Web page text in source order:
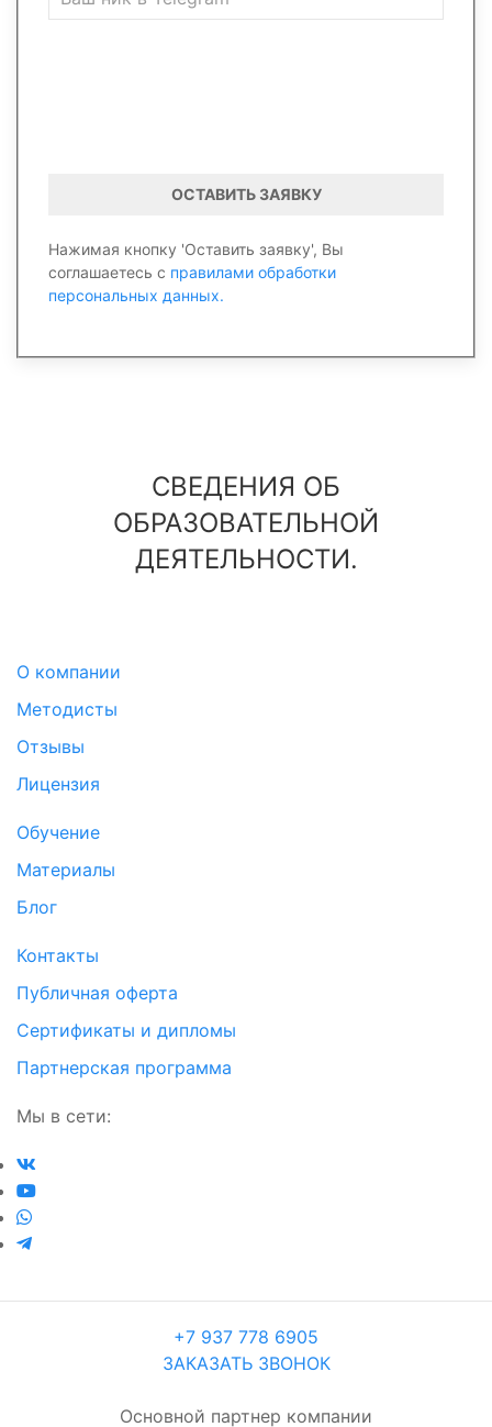
ОСТАВИТЬ ЗАЯВКУ
Нажимая кнопку 'Оставить заявку', Вы
соглашаетесь с правилами обработки
персональных данных.
СВЕДЕНИЯ ОБ
ОБРАЗОВАТЕЛЬНОЙ
ДЕЯТЕЛЬНОСТИ.
О компании
Методисты
Отзывы
Лицензия
Обучение
Материалы
Блог
Контакты
Публичная оферта
Сертификаты и дипломы
Партнерская программа
Мы в сети:
+7 937 778 6905
ЗАКАЗАТЬ ЗВОНОК
Основной партнер компании